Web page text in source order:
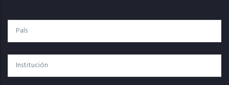
País
Institución